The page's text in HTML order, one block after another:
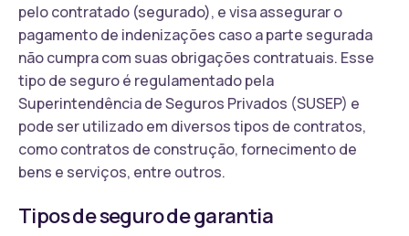
pelo contratado (segurado), e visa assegurar o
pagamento de indenizações caso a parte segurada
não cumpra com suas obrigações contratuais. Esse
tipo de seguro é regulamentado pela
Superintendência de Seguros Privados (SUSEP) e
pode ser utilizado em diversos tipos de contratos,
como contratos de construção, fornecimento de
bens e serviços, entre outros.
Tipos de seguro de garantia